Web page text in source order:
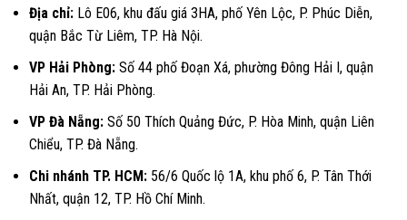
Địa chỉ: Lô E06, khu đấu giá 3HA, phố Yên Lộc, P. Phúc Diễn,
quận Bắc Từ Liêm, TP. Hà Nội.
VP Hải Phòng: Số 44 phố Đoạn Xá, phường Đông Hải I, quận
Hải An, TP. Hải Phòng.
VP Đà Nẵng: Số 50 Thích Quảng Đức, P. Hòa Minh, quận Liên
Chiểu, TP. Đà Nẵng.
Chi nhánh TP. HCM: 56/6 Quốc lộ 1A, khu phố 6, P. Tân Thới
Nhất, quận 12, TP. Hồ Chí Minh.